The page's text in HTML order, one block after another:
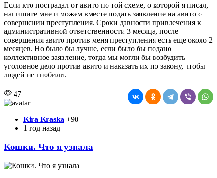
Если кто пострадал от авито по той схеме, о которой я писал,
напишите мне и можем вместе подать заявление на авито о
совершении преступления. Сроки давности привлечения к
административной ответственности 3 месяца, после
совершения авито против меня преступления есть еще около 2
месяцев. Но было бы лучше, если было бы подано
коллективное заявление, тогда мы могли бы возбудить
уголовное дело против авито и наказать их по закону, чтобы
людей не гнобили.
47
Kira Kraska +98
1 год назад
Кошки. Что я узнала